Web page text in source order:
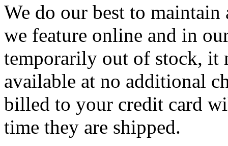
We do our best to
we feature online and in
temporarily out of stock, it
available at no additional
billed to your credit card
time they are shipped.